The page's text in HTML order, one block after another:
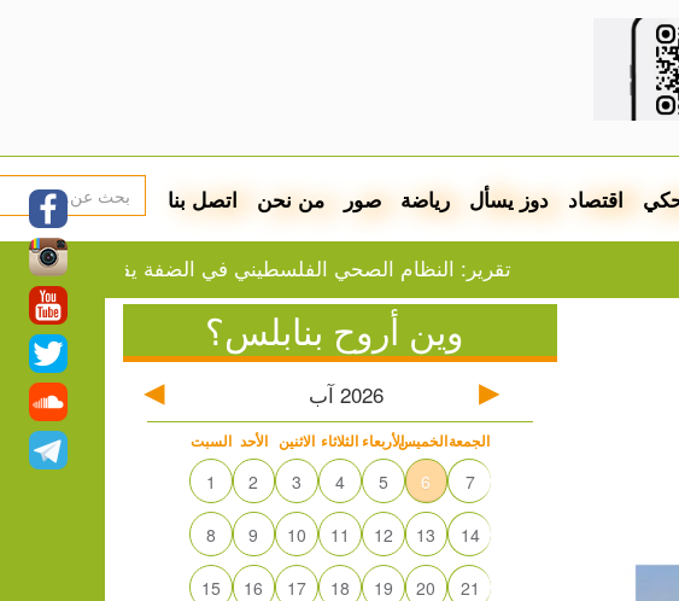
اقتصاد دوز يسأل رياضة صور من نحن اتصل بنا
تقرير: النظام الصحي الفلسطيني في الضفة يقترب من الانهيار
وين أروح بنابلس؟
2026 آب
السبت الأحد الاثنين الثلاثاء الأربعاءالخميسالجمعة
1 2 3 4 5 6 7
8 9 10 11 12 13 14
15 16 17 18 19 20 21